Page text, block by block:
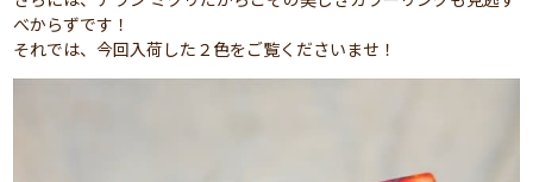
べからずです！
それでは、今回入荷した２色をご覧くださいませ！